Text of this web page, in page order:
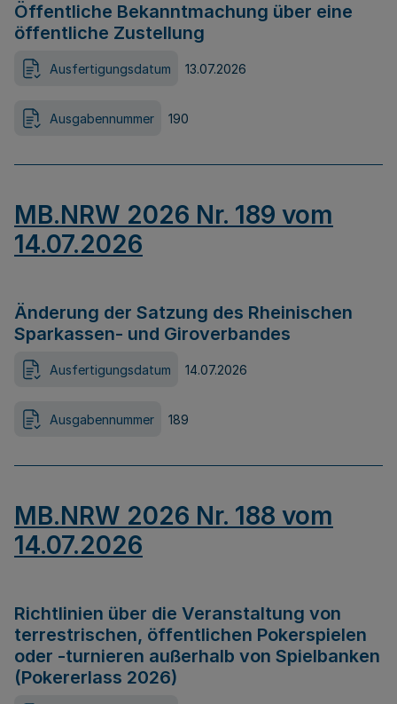
Öffentliche Bekanntmachung über eine
öffentliche Zustellung
Ausfertigungsdatum 13.07.2026
Ausgabennummer 190
MB.NRW 2026 Nr. 189 vom
14.07.2026
Änderung der Satzung des Rheinischen
Sparkassen- und Giroverbandes
Ausfertigungsdatum 14.07.2026
Ausgabennummer 189
MB.NRW 2026 Nr. 188 vom
14.07.2026
Richtlinien über die Veranstaltung von
terrestrischen, öffentlichen Pokerspielen
oder -turnieren außerhalb von Spielbanken
(Pokererlass 2026)